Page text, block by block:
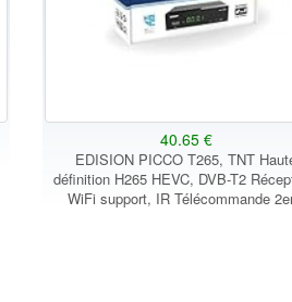
40.65 €
EDISION PICCO T265, TNT
définition H265 HEVC, DVB-T2
WiFi support, IR Télécommande